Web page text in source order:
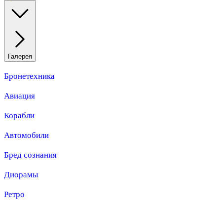
Галерея
Бронетехника
Авиация
Корабли
Автомобили
Бред сознания
Диорамы
Ретро